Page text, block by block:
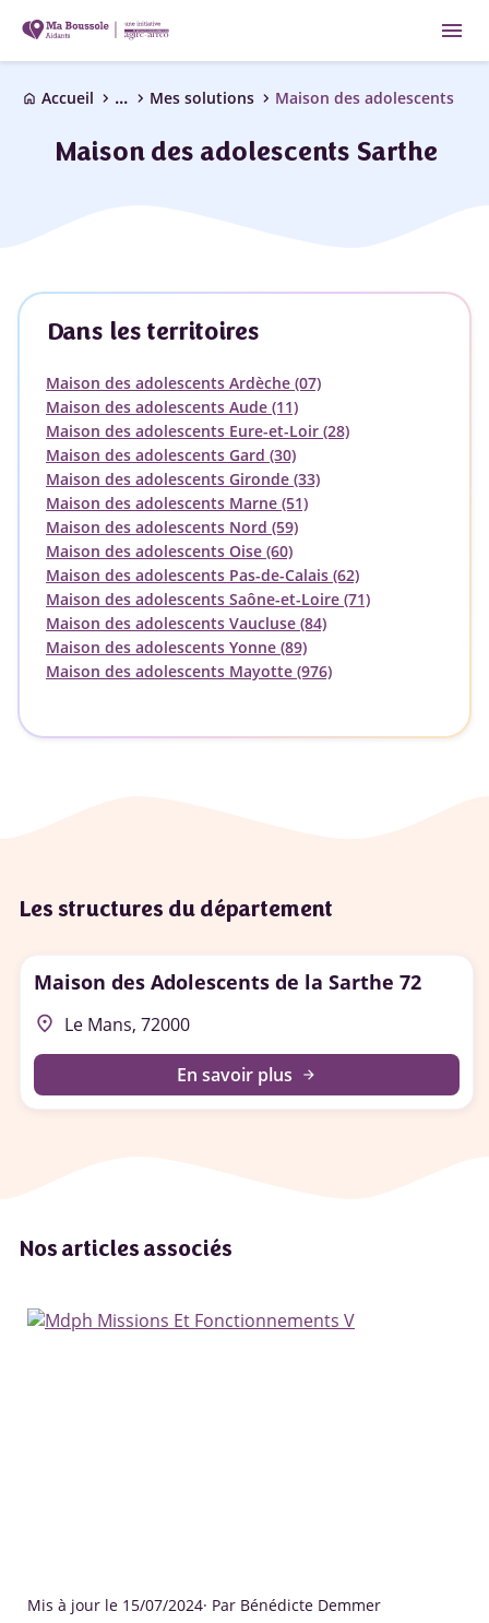
menu
home Accueil chevron_right ... chevron_right Mes solutions chevron_right Maison des adolescents
Maison des adolescents Sarthe
Dans les territoires
Maison des adolescents Ardèche (07)
Maison des adolescents Aude (11)
Maison des adolescents Eure-et-Loir (28)
Maison des adolescents Gard (30)
Maison des adolescents Gironde (33)
Maison des adolescents Marne (51)
Maison des adolescents Nord (59)
Maison des adolescents Oise (60)
Maison des adolescents Pas-de-Calais (62)
Maison des adolescents Saône-et-Loire (71)
Maison des adolescents Vaucluse (84)
Maison des adolescents Yonne (89)
Maison des adolescents Mayotte (976)
Les structures du département
Maison des Adolescents de la Sarthe 72
place Le Mans, 72000
En savoir plus arrow_forward
Nos articles associés
Mis à jour le 15/07/2024· Par Bénédicte Demmer